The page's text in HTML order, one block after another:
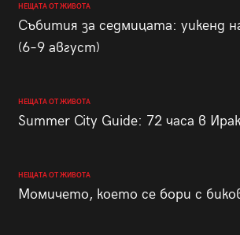
НЕЩАТА ОТ ЖИВОТА
Събития за седмицата: уикенд
(6–9 август)
НЕЩАТА ОТ ЖИВОТА
Summer City Guide: 72 часа в
НЕЩАТА ОТ ЖИВОТА
Момичето, което се бори с